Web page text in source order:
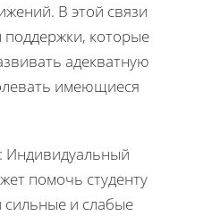
В этой связи
которые
адекватную
имеющиеся
: Индивидуальный
помочь студенту
сильные и слабые